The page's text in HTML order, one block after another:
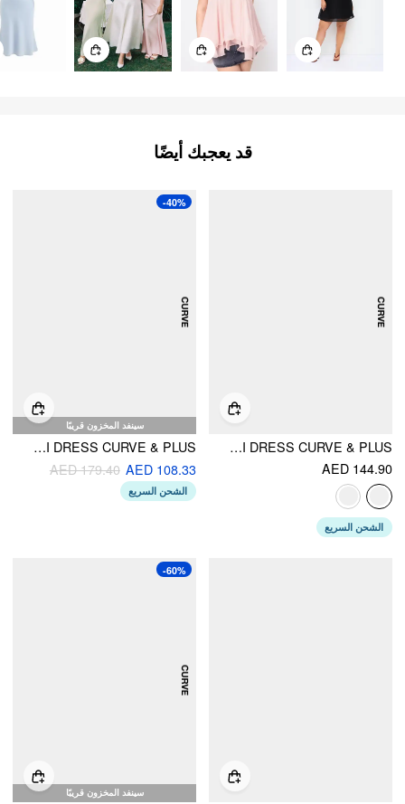
قد يعجبك أيضًا
COTTON-BLEND BOAT NECK GINGHAM BOWKNOT RUCHED MINI DRESS CURVE & PLUS
AED 144.90
الشحن السريع
سينفد المخزون قريبًا
-40%
CORDUROY SQUARE NECK SOLID BUTTON MINI DRESS CURVE & PLUS
AED 108.33
AED 179.40
الشحن السريع
سينفد المخزون قريبًا
-60%